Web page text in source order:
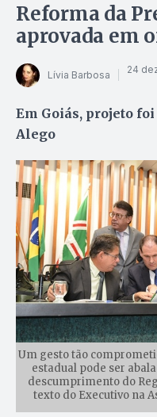
Reforma da
aprovada em
Lívia Barbosa 24
Em Goiás, projeto
Alego
Um gesto tão
estadual pode ser
descumprimento do
texto do Executivo na